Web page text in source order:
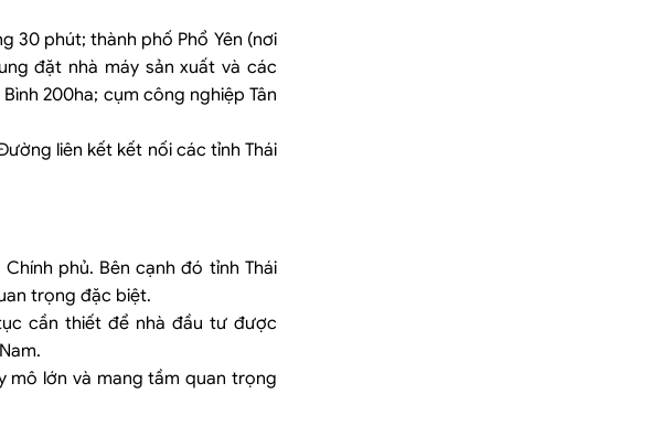
30 phút; thành phố Phổ Yên (nơi
đặt nhà máy sản xuất và các
200ha; cụm công nghiệp Tân
liên kết kết nối các tỉnh Thái
phủ. Bên cạnh đó tỉnh Thái
trọng đặc biệt.
cần thiết để nhà đầu tư được
mô lớn và mang tầm quan trọng